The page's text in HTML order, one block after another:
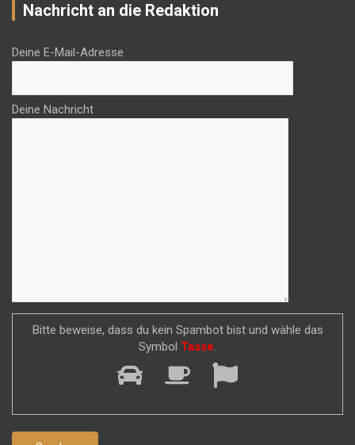
Nachricht an die Redaktion
Deine E-Mail-Adresse
Deine Nachricht
Bitte beweise, dass du kein Spambot bist und wähle das
Symbol Tasse.